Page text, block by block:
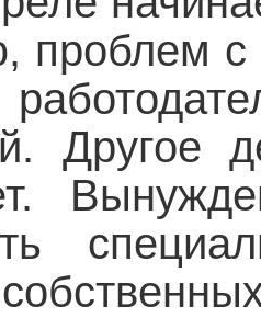
проблем с
Другое